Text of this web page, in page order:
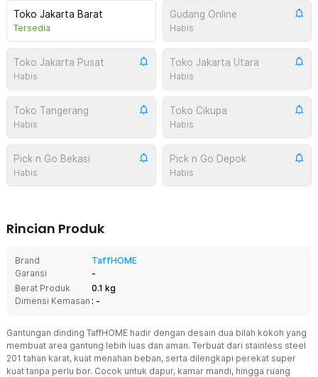
Toko Jakarta Barat
Tersedia
Gudang Online
Habis
Toko Jakarta Pusat
Habis
Toko Jakarta Utara
Habis
Toko Tangerang
Habis
Toko Cikupa
Habis
Pick n Go Bekasi
Habis
Pick n Go Depok
Habis
Rincian Produk
Brand
TaffHOME
Garansi
-
Berat Produk
0.1 kg
Dimensi Kemasan : -
Gantungan dinding TaffHOME hadir dengan desain dua bilah kokoh yang
membuat area gantung lebih luas dan aman. Terbuat dari stainless steel
201 tahan karat, kuat menahan beban, serta dilengkapi perekat super
kuat tanpa perlu bor. Cocok untuk dapur, kamar mandi, hingga ruang